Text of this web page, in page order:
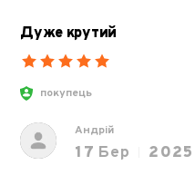
Дуже крутий
покупець
Андрій
17 Бер 2025